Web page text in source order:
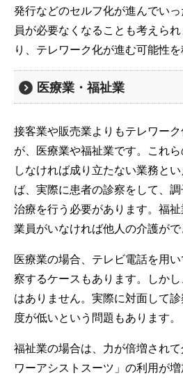
発行などのセルフ化が進んでい
員が必要なくなることも考えら
り、テレワーク化が進む可能性を
医療業・福祉業
接客業や販売業よりもテレワー
が、医療業や福祉業です。これ
しなければ成り立たない業務と
ば、実際に患者の診察をして、
治療を行う必要があります。福
業員がいなければ他人の介護がで
医療業の場合、テレビ電話を用
察するケースもあります。しか
はありません。実際に対面して
度が低いという問題もあります。
福祉業の場合は、力が倍増され
ワーアシストスーツ」の利用が